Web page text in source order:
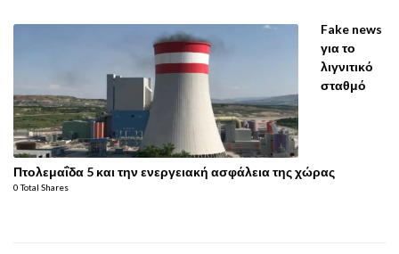
Fake news
για το
λιγνιτικό
σταθμό
Πτολεμαΐδα 5 και την ενεργειακή ασφάλεια της χώρας
0 Total Shares